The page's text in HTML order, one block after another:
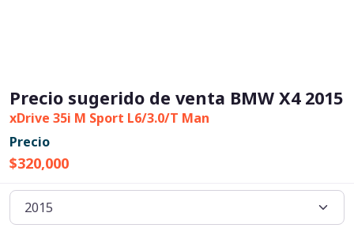
Precio sugerido de venta BMW X4 2015
xDrive 35i M Sport L6/3.0/T Man
Precio
$320,000